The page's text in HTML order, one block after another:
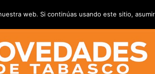
web. Si continúas usando este sitio,